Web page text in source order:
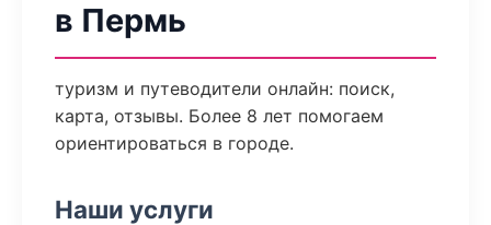
в Пермь
туризм и путеводители онлайн: поиск,
карта, отзывы. Более 8 лет помогаем
ориентироваться в городе.
Наши услуги